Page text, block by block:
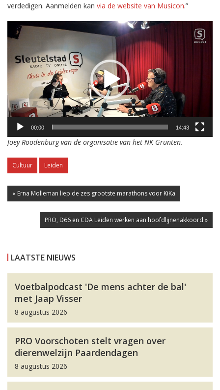
verdedigen. Aanmelden kan via de website van Musicon.”
Videospeler
00:00 14:43
Joey Roodenburg van de organisatie van het NK Grunten.
Cultuur Leiden
« Erna Molleman liep de zes grootste marathons voor KiKa
PRO, D66 en CDA Leiden werken aan hoofdlijnenakkoord »
LAATSTE NIEUWS
Voetbalpodcast 'De mens achter de bal'
met Jaap Visser
8 augustus 2026
PRO Voorschoten stelt vragen over
dierenwelzijn Paardendagen
8 augustus 2026